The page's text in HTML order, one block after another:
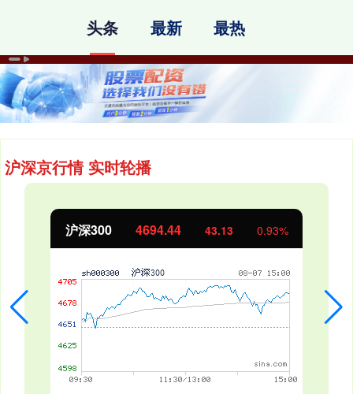
沪深京行情 实时轮播
北证50 1134.24 11.37 1.01%
头条 最新 最热